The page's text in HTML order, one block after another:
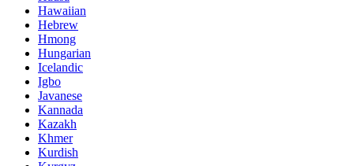
Hawaiian
Hebrew
Hmong
Hungarian
Icelandic
Igbo
Javanese
Kannada
Kazakh
Khmer
Kurdish